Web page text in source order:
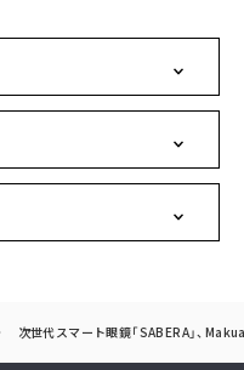
次世代スマート眼鏡「SABERA」、